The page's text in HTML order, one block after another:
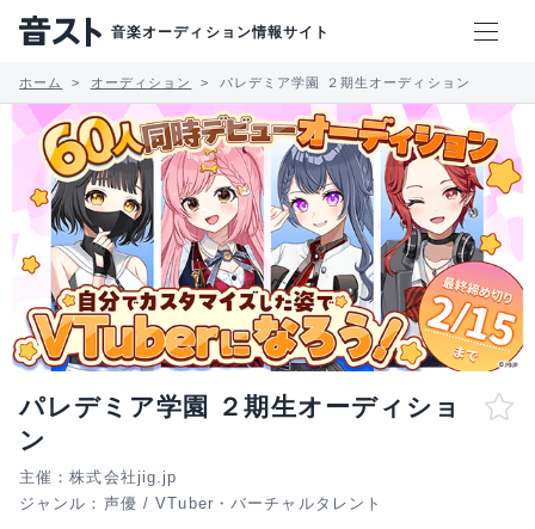
音楽オーディション情報サイト
ホーム オーディション パレデミア学園 ２期生オーディション
パレデミア学園 ２期生オーディショ
ン
主催：株式会社jig.jp
ジャンル： 声優 /VTuber・バーチャルタレント